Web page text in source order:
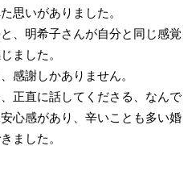
思いがありました。
、明希子さんが自分と同じ感覚
ました。
感謝しかありません。
正直に話してくださる、なんで
心感があり、辛いことも多い婚
ました。